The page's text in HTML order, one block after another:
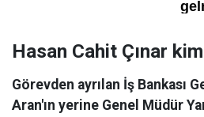
Hasan Cahit Çınar
Görevden ayrılan İş Bankası
Aran'ın yerine Genel Müdür